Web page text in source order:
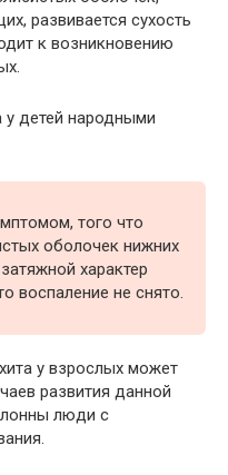
развивается сухость
к возникновению
детей народными
того что
оболочек нижних
характер
воспаление не снято.
у взрослых может
развития данной
люди с